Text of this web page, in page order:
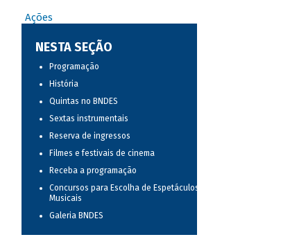
Ações
NESTA SEÇÃO
Programação
História
Quintas no BNDES
Sextas instrumentais
Reserva de ingressos
Filmes e festivais de cinema
Receba a programação
Concursos para Escolha de Espetáculos
Musicais
Galeria BNDES